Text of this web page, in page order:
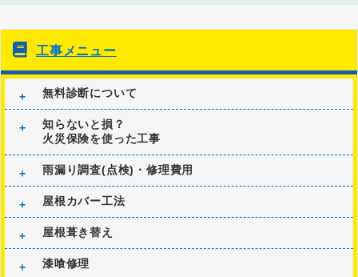
工事メニュー
無料診断について
知らないと損？
火災保険を使った工事
雨漏り調査(点検)・修理費用
屋根カバー工法
屋根葺き替え
漆喰修理